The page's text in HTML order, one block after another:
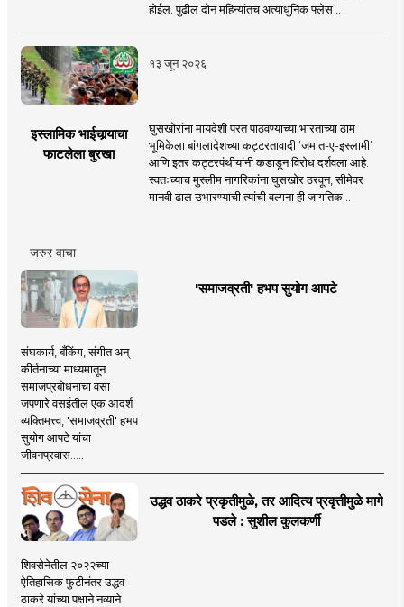
होईल. पुढील दोन महिन्यांतच अत्याधुनिक फ्लेस ..
१३ जून २०२६
इस्लामिक भाईचार्‍याचा
फाटलेला बुरखा
घुसखोरांना मायदेशी परत पाठवण्याच्या भारताच्या ठाम
भूमिकेला बांगलादेशच्या कट्टरतावादी ‘जमात-ए-इस्लामी’
आणि इतर कट्टरपंथीयांनी कडाडून विरोध दर्शवला आहे.
स्वतःच्याच मुस्लीम नागरिकांना घुसखोर ठरवून, सीमेवर
मानवी ढाल उभारण्याची त्यांची वल्गना ही जागतिक ..
जरुर वाचा
'समाजव्रती' हभप सुयोग आपटे
संघकार्य, बँकिंग, संगीत अन्
कीर्तनाच्या माध्यमातून
समाजप्रबोधनाचा वसा
जपणारे वसईतील एक आदर्श
व्यक्तिमत्त्व, 'समाजव्रती' हभप
सुयोग आपटे यांचा
जीवनप्रवास.....
उद्धव ठाकरे प्रकृतीमुळे, तर आदित्य प्रवृत्तीमुळे मागे
पडले : सुशील कुलकर्णी
शिवसेनेतील २०२२च्या
ऐतिहासिक फुटीनंतर उद्धव
ठाकरे यांच्या पक्षाने नव्याने